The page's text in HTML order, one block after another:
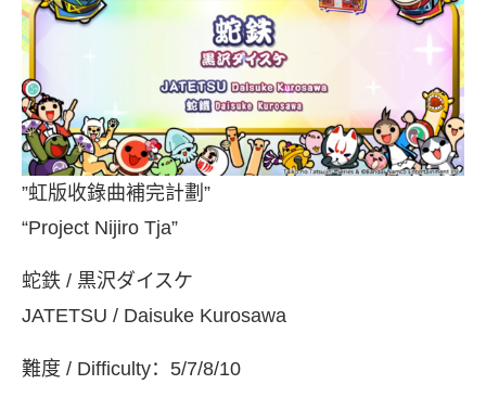
”虹版收錄曲補完計劃”
“Project Nijiro Tja”
蛇鉄 / 黒沢ダイスケ
JATETSU / Daisuke Kurosawa
難度 / Difficulty：5/7/8/10